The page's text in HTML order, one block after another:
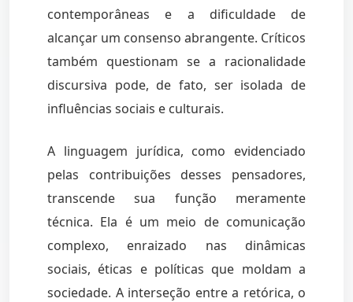
contemporâneas e a dificuldade de
alcançar um consenso abrangente. Críticos
também questionam se a racionalidade
discursiva pode, de fato, ser isolada de
influências sociais e culturais.
A linguagem jurídica, como evidenciado
pelas contribuições desses pensadores,
transcende sua função meramente
técnica. Ela é um meio de comunicação
complexo, enraizado nas dinâmicas
sociais, éticas e políticas que moldam a
sociedade. A interseção entre a retórica, o